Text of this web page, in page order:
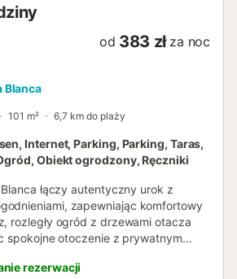
od 383 zł za noc
Blanca
101 m² 6,7 km do plaży
Internet, Parking, Parking, Taras,
Obiekt ogrodzony, Ręczniki
łączy autentyczny urok z
zapewniając komfortowy
rozległy ogród z drzewami otacza
spokojne otoczenie z prywatnym
przestronne wnętrze obejmuje duży
rezerwacji